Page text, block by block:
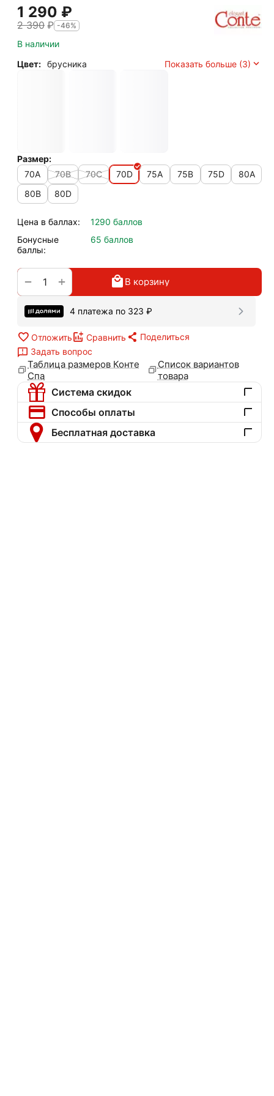
1 290 ₽
2 390 ₽ -46%
В наличии
Цвет: брусника Показать больше (3)
Размер:
70A
70B 70C 70D 75A 75B 75D
80A
80B
80D
Цена в баллах:
1290 баллов
Бонусные
баллы:
65 баллов
+
− В корзину
4 платежа по 323 ₽
Отложить Сравнить
Поделиться
Задать вопрос
Таблица размеров Конте
Спа
Список вариантов
товара
Система скидок
Способы оплаты
Бесплатная доставка